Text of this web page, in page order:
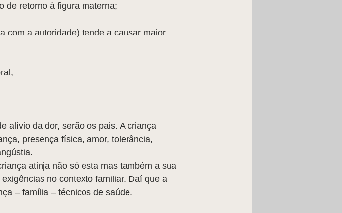
de retorno à figura materna;
com a autoridade) tende a causar maior
alívio da dor, serão os pais. A criança
presença física, amor, tolerância,
atinja não só esta mas também a sua
no contexto familiar. Daí que a
– família – técnicos de saúde.